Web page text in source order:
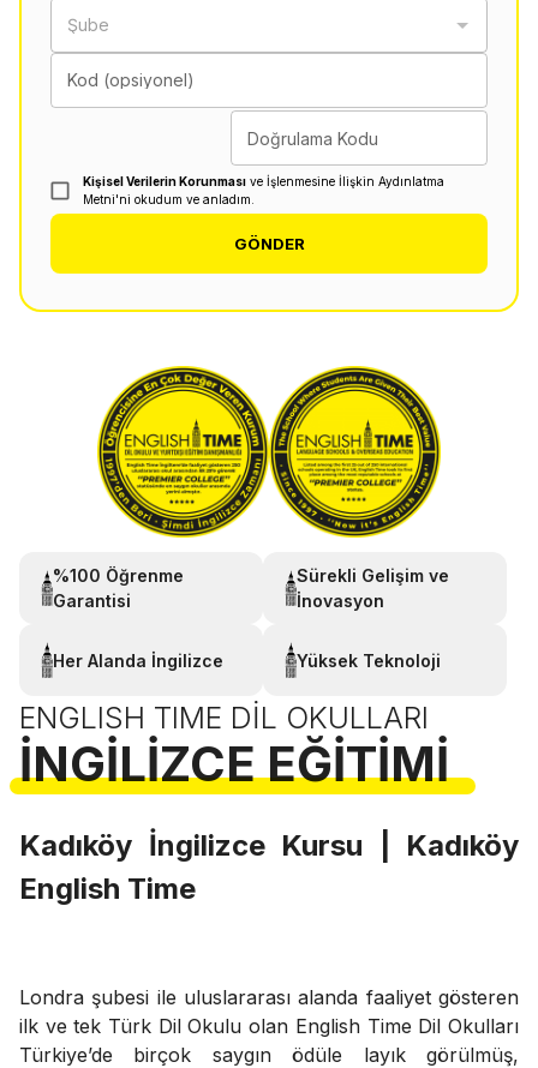
Şube
Kod (opsiyonel)
Doğrulama Kodu
Kişisel Verilerin Korunması ve İşlenmesine İlişkin Aydınlatma
Metni'ni okudum ve anladım.
GÖNDER
%100 Öğrenme
Garantisi
Sürekli Gelişim ve
İnovasyon
Her Alanda İngilizce Yüksek Teknoloji
ENGLISH TIME DIL OKULLARI
İNGILIZCE EĞITIMI
Kadıköy İngilizce Kursu | Kadıköy
English Time
Londra şubesi ile uluslararası alanda faaliyet gösteren
ilk ve tek Türk Dil Okulu olan English Time Dil Okulları
Türkiye’de birçok saygın ödüle layık görülmüş,